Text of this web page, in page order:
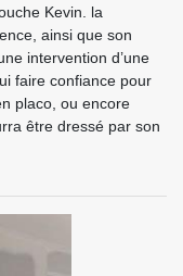
Kevin. la
ainsi que son
intervention d’une
faire confiance pour
placo, ou encore
être dressé par son